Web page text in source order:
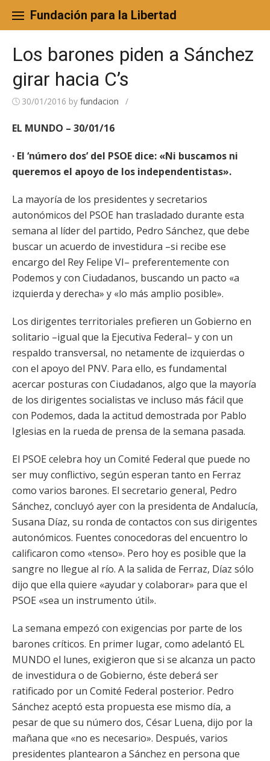
content
Fundación para la Libertad
Los barones piden a Sánchez
girar hacia C’s
30/01/2016 by fundacion /
EL MUNDO – 30/01/16
· El ‘número dos’ del PSOE dice: «Ni buscamos ni
queremos el apoyo de los independentistas».
La mayoría de los presidentes y secretarios
autonómicos del PSOE han trasladado durante esta
semana al líder del partido, Pedro Sánchez, que debe
buscar un acuerdo de investidura –si recibe ese
encargo del Rey Felipe VI– preferentemente con
Podemos y con Ciudadanos, buscando un pacto «a
izquierda y derecha» y «lo más amplio posible».
Los dirigentes territoriales prefieren un Gobierno en
solitario –igual que la Ejecutiva Federal– y con un
respaldo transversal, no netamente de izquierdas o
con el apoyo del PNV. Para ello, es fundamental
acercar posturas con Ciudadanos, algo que la mayoría
de los dirigentes socialistas ve incluso más fácil que
con Podemos, dada la actitud demostrada por Pablo
Iglesias en la rueda de prensa de la semana pasada.
El PSOE celebra hoy un Comité Federal que puede no
ser muy conflictivo, según esperan tanto en Ferraz
como varios barones. El secretario general, Pedro
Sánchez, concluyó ayer con la presidenta de Andalucía,
Susana Díaz, su ronda de contactos con sus dirigentes
autonómicos. Fuentes conocedoras del encuentro lo
calificaron como «tenso». Pero hoy es posible que la
sangre no llegue al río. A la salida de Ferraz, Díaz sólo
dijo que ella quiere «ayudar y colaborar» para que el
PSOE «sea un instrumento útil».
La semana empezó con exigencias por parte de los
barones críticos. En primer lugar, como adelantó EL
MUNDO el lunes, exigieron que si se alcanza un pacto
de investidura o de Gobierno, éste deberá ser
ratificado por un Comité Federal posterior. Pedro
Sánchez aceptó esta propuesta ese mismo día, a
pesar de que su número dos, César Luena, dijo por la
mañana que «no es necesario». Después, varios
presidentes plantearon a Sánchez en persona que